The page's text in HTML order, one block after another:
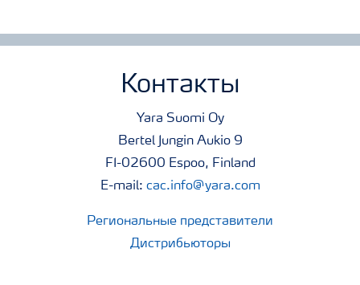
Контакты
Yara Suomi Oy
Bertel Jungin Aukio 9
FI-02600 Espoo, Finland
E-mail: cac.info@yara.com
Региональные представители
Дистрибьюторы